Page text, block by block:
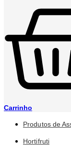
Carrinho
Produtos de
Hortifruti